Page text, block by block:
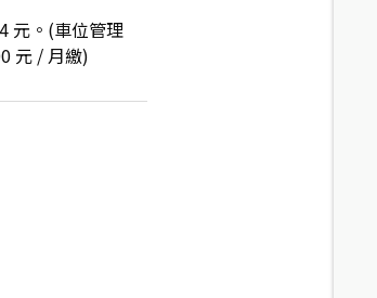
元。(車位管理
元 / 月繳)